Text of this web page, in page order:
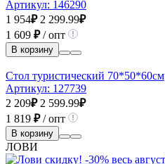
Артикул: 146290
1 954₽ 2 299.99₽
1 609 ₽/ опт
В корзину
Стол туристический 70*50*60см
Артикул: 127739
2 209₽ 2 599.99₽
1 819 ₽/ опт
В корзину
ЛОВИ